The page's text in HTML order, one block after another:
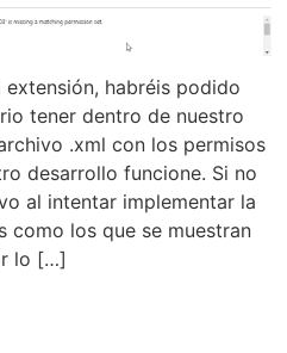
habréis podido
tener dentro de nuestro
.xml con los permisos
desarrollo funcione. Si no
al intentar implementar la
como los que se muestran
lo […]